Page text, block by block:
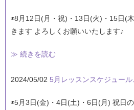
◉8月12日(月・祝)・13日(火)・15日(
きます よろしくお願いいたします♪
≫ 続きを読む
2024/05/02 5月レッスンスケジュー
◉5月3日(金)・4日(土)・6日(月) 祝日